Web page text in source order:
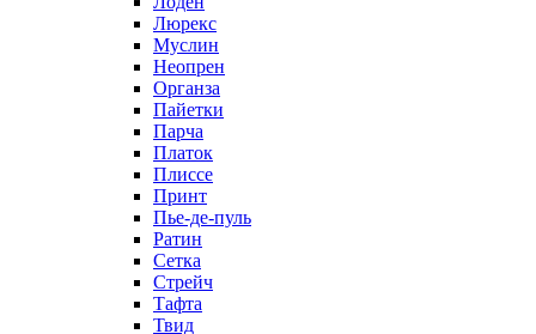
Люрекс
Муслин
Неопрен
Органза
Пайетки
Парча
Платок
Плиссе
Принт
Пье-де-пуль
Ратин
Сетка
Стрейч
Тафта
Твид